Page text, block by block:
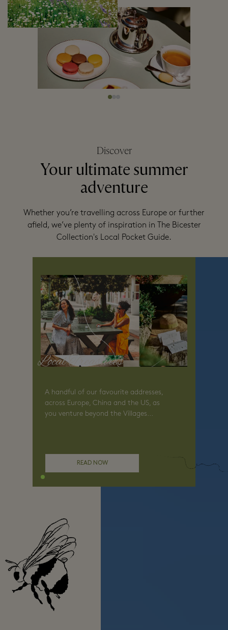
Discover
Your ultimate summer
adventure
Whether you’re travelling across Europe or further
afield, we’ve plenty of inspiration in The Bicester
Collection's Local Pocket Guide.
Local Treasures
A handful of our favourite addresses,
across Europe, China and the US, as
you venture beyond the Villages...
READ NOW